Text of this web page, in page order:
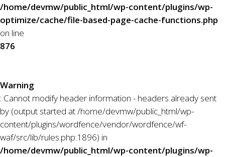
/home/devmw/public_html/wp-content/plugins/wp-
optimize/cache/file-based-page-cache-functions.php
on line
876
Warning
: Cannot modify header information - headers already sent
by (output started at /home/devmw/public_html/wp-
content/plugins/wordfence/vendor/wordfence/wf-
waf/src/lib/rules.php:1896) in
/home/devmw/public_html/wp-content/plugins/wp-